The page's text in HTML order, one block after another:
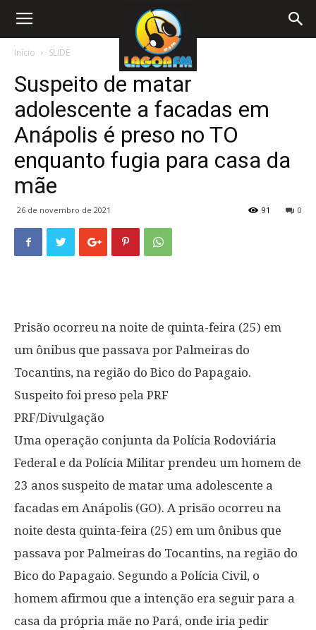
Início SLIDE
Suspeito de matar
adolescente a facadas em
Anápolis é preso no TO
enquanto fugia para casa da
mãe
26 de novembro de 2021 0
91
Prisão ocorreu na noite de quinta-feira (25) em
um ônibus que passava por Palmeiras do
Tocantins, na região do Bico do Papagaio.
Suspeito foi preso pela PRF
PRF/Divulgação
Uma operação conjunta da Polícia Rodoviária
Federal e da Polícia Militar prendeu um homem de
23 anos suspeito de matar uma adolescente a
facadas em Anápolis (GO). A prisão ocorreu na
noite desta quinta-feira (25) em um ônibus que
passava por Palmeiras do Tocantins, na região do
Bico do Papagaio. Segundo a Polícia Civil, o
homem afirmou que a intenção era seguir para a
casa da própria mãe no Pará, onde iria pedir